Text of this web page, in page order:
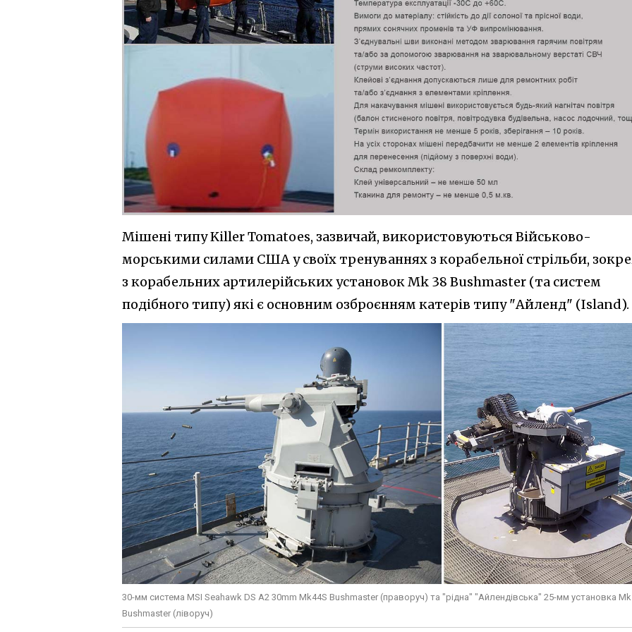
Мішені типу Killer Tomatoes, зазвичай, використовуються Військово-
морськими силами США у своїх тренуваннях з корабельної стрільби,
з корабельних артилерійських установок Mk 38 Bushmaster (та систем
подібного типу) які є основним озброєнням катерів типу "Айленд" (Island).
30-мм система MSI Seahawk DS A2 30mm Mk44S Bushmaster (праворуч) та "рідна" "Айлендівська" 25-мм установка
Bushmaster (ліворуч)